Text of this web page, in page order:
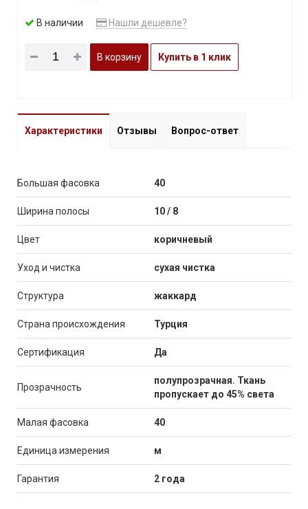
В наличии Нашли дешевле?
В корзину Купить в 1 клик
Характеристики Отзывы Вопрос-ответ
Большая фасовка 40
Ширина полосы 10 / 8
Цвет коричневый
Уход и чистка сухая чистка
Структура жаккард
Страна происхождения Турция
Сертификация Да
Прозрачность
полупрозрачная. Ткань
пропускает до 45% света
Малая фасовка 40
Единица измерения м
Гарантия 2 года